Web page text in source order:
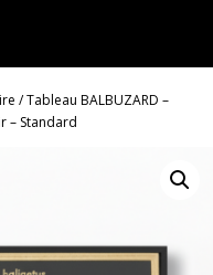
/ Tableau BALBUZARD –
– Standard